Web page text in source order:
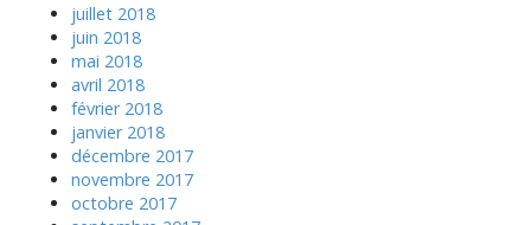
juillet 2018
juin 2018
mai 2018
avril 2018
février 2018
janvier 2018
décembre 2017
novembre 2017
octobre 2017